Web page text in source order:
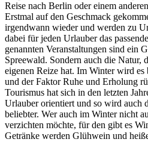
Reise nach Berlin oder einem
Erstmal auf den Geschmack
irgendwann wieder und werden zu
dabei für jeden Urlauber das
genannten Veranstaltungen sind ein
Spreewald. Sondern auch die Natur,
eigenen Reize hat. Im Winter wird es
und der Faktor Ruhe und Erholung
Tourismus hat sich in den letzten
Urlauber orientiert und so wird auch
beliebter. Wer auch im Winter nicht
verzichten möchte, für den gibt es
Getränke werden Glühwein und